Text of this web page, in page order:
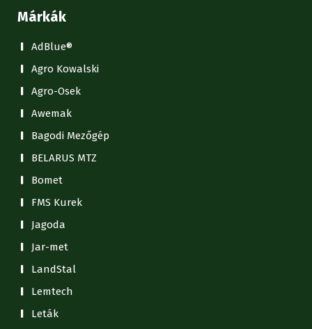
Márkák
AdBlue®
Agro Kowalski
Agro-Osek
Awemak
Bagodi Mezőgép
BELARUS MTZ
Bomet
FMS Kurek
Jagoda
Jar-met
LandStal
Lemtech
Leták